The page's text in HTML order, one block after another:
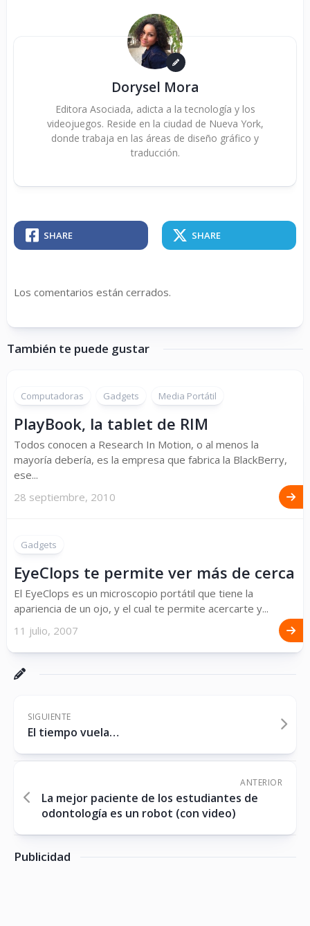
Dorysel Mora
Editora Asociada, adicta a la tecnología y los
videojuegos. Reside en la ciudad de Nueva York,
donde trabaja en las áreas de diseño gráfico y
traducción.
SHARE SHARE
Los comentarios están cerrados.
También te puede gustar
Computadoras Gadgets Media Portátil
PlayBook, la tablet de RIM
Todos conocen a Research In Motion, o al menos la
mayoría debería, es la empresa que fabrica la BlackBerry,
ese...
28 septiembre, 2010
Gadgets
EyeClops te permite ver más de cerca
El EyeClops es un microscopio portátil que tiene la
apariencia de un ojo, y el cual te permite acercarte y...
11 julio, 2007
SIGUIENTE
El tiempo vuela…
ANTERIOR
La mejor paciente de los estudiantes de
odontología es un robot (con video)
Publicidad